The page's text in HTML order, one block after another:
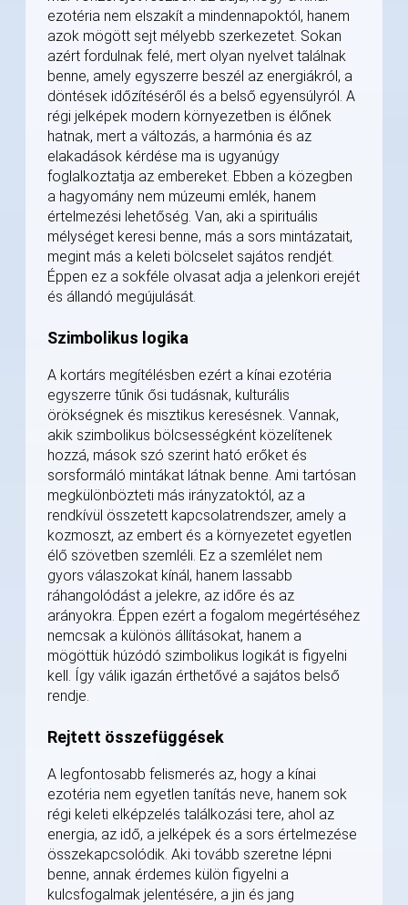
ezotéria nem elszakít a mindennapoktól, hanem
azok mögött sejt mélyebb szerkezetet. Sokan
azért fordulnak felé, mert olyan nyelvet találnak
benne, amely egyszerre beszél az energiákról, a
döntések időzítéséről és a belső egyensúlyról. A
régi jelképek modern környezetben is élőnek
hatnak, mert a változás, a harmónia és az
elakadások kérdése ma is ugyanúgy
foglalkoztatja az embereket. Ebben a közegben
a hagyomány nem múzeumi emlék, hanem
értelmezési lehetőség. Van, aki a spirituális
mélységet keresi benne, más a sors mintázatait,
megint más a keleti bölcselet sajátos rendjét.
Éppen ez a sokféle olvasat adja a jelenkori erejét
és állandó megújulását.
Szimbolikus logika
A kortárs megítélésben ezért a kínai ezotéria
egyszerre tűnik ősi tudásnak, kulturális
örökségnek és misztikus keresésnek. Vannak,
akik szimbolikus bölcsességként közelítenek
hozzá, mások szó szerint ható erőket és
sorsformáló mintákat látnak benne. Ami tartósan
megkülönbözteti más irányzatoktól, az a
rendkívül összetett kapcsolatrendszer, amely a
kozmoszt, az embert és a környezetet egyetlen
élő szövetben szemléli. Ez a szemlélet nem
gyors válaszokat kínál, hanem lassabb
ráhangolódást a jelekre, az időre és az
arányokra. Éppen ezért a fogalom megértéséhez
nemcsak a különös állításokat, hanem a
mögöttük húzódó szimbolikus logikát is figyelni
kell. Így válik igazán érthetővé a sajátos belső
rendje.
Rejtett összefüggések
A legfontosabb felismerés az, hogy a kínai
ezotéria nem egyetlen tanítás neve, hanem sok
régi keleti elképzelés találkozási tere, ahol az
energia, az idő, a jelképek és a sors értelmezése
összekapcsolódik. Aki tovább szeretne lépni
benne, annak érdemes külön figyelni a
kulcsfogalmak jelentésére, a jin és jang